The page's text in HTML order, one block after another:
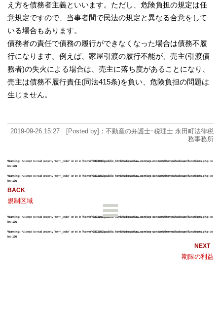
え方を債務者主義といいます。ただし、危険負担の規定は任
意規定ですので、当事者間で民法の規定と異なる合意をして
いる場合もあります。
債務者の責任で債務の履行ができなくなった場合は債務不履
行になります。例えば、家屋引渡の履行不能が、売主(引渡債
務者)の失火による場合は、売主に落ち度があることになり、
売主は債務不履行責任(同法415条)を負い、危険負担の問題は
生じません。
2019-09-26 15:27 [Posted by]：不動産の弁護士･税理士 永田町法律税
務事務所
Warning: Attempt to read property "term_order" on int in /home/r3893160/public_html/fudosanlaw.com/wp-content/themes/fudosan/functions.php on
line 196
Warning: Attempt to read property "term_order" on int in /home/r3893160/public_html/fudosanlaw.com/wp-content/themes/fudosan/functions.php on
line 196
規制区域
Warning: Attempt to read property "term_order" on int in /home/r3893160/public_html/fudosanlaw.com/wp-content/themes/fudosan/functions.php on
line 196
Warning: Attempt to read property "term_order" on int in /home/r3893160/public_html/fudosanlaw.com/wp-content/themes/fudosan/functions.php on
line 196
期限の利益